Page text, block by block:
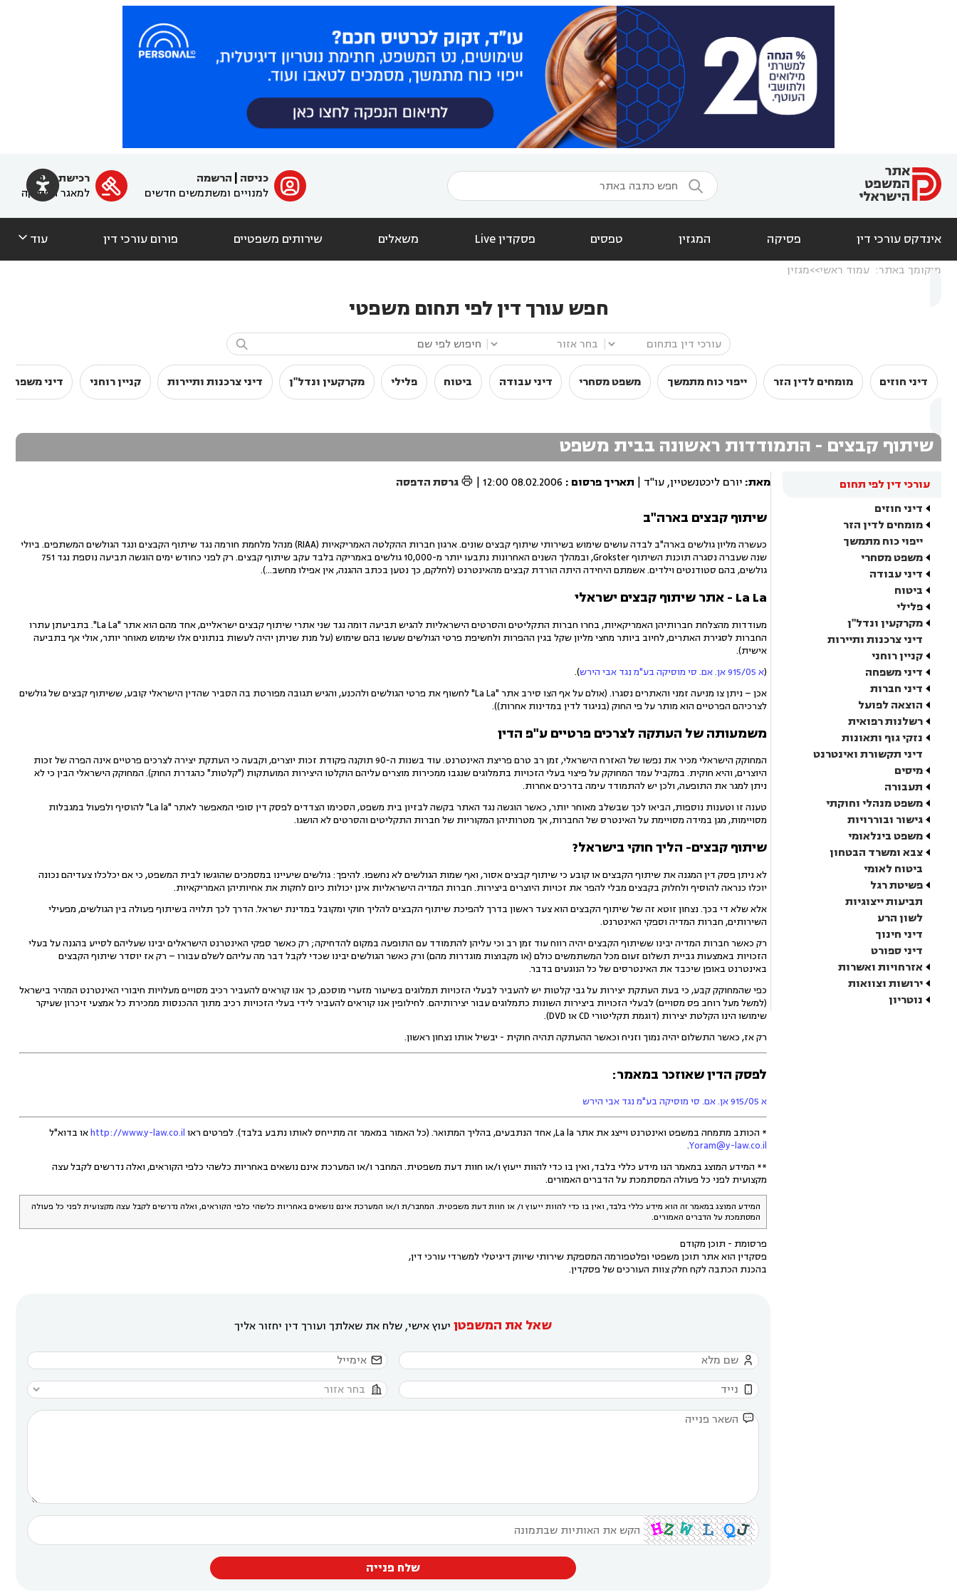
  ﱐ כניסה
הרשמה
למנויים ומשתמשים חדשים

רכישת מנוי
למאגר הפסיקה
אינדקס עורכי דין פסיקה המגזין טפסים פסקדין Live משאלים שירותים משפטיים פורום עורכי דין עוד 
מיקומך באתר: עמוד ראשי מגזין
חפש עורך דין לפי תחום משפטי

דיני חוזים מומחים לדין הזר ייפוי כוח מתמשך משפט מסחרי דיני עבודה ביטוח פלילי מקרקעין ונדל"ן דיני צרכנות ותיירות קניין רוחני דיני משפחה
שיתוף קבצים - התמודדות ראשונה בבית משפט
עורכי דין לפי תחום
דיני חוזים
מומחים לדין הזר
ייפוי כוח מתמשך
משפט מסחרי
דיני עבודה
ביטוח
פלילי
מקרקעין ונדל"ן
דיני צרכנות ותיירות
קניין רוחני
דיני משפחה
דיני חברות
הוצאה לפועל
רשלנות רפואית
נזקי גוף ותאונות
דיני תקשורת ואינטרנט
מיסים
תעבורה
משפט מנהלי וחוקתי
גישור ובוררויות
משפט בינלאומי
צבא ומשרד הבטחון
ביטוח לאומי
פשיטת רגל
תביעות ייצוגיות
לשון הרע
דיני חינוך
דיני ספורט
אזרחויות ואשרות
ירושות וצוואות
נוטריון
מאת: יורם ליכטנשטיין, עו"ד | תאריך פרסום :
08.02.2006 12:00
|
 גרסת הדפסה
שיתוף קבצים בארה"ב
כעשרה מליון גולשים בארה"ב לבדה עושים שימוש בשירותי שיתוף קבצים שונים. ארגון חברות ההקלטה האמריקאיות (RIAA) מנהל מלחמת חורמה נגד שיתוף הקבצים ונגד הגולשים המשתפים. ביולי
שנה שעברה נסגרה תוכנת השיתוף Grokster, ובמהלך השנים האחרונות נתבעו יותר מ-10,000 גולשים באמריקה בלבד עקב שיתוף קבצים. רק לפני כחודש ימים הוגשה תביעה נוספת נגד 751
גולשים, בהם סטודנטים וילדים. אשמתם היחידה היתה הורדת קבצים מהאינטרנט (לחלקם, כך נטען בכתב ההגנה, אין אפילו מחשב...).
La La - אתר שיתוף קבצים ישראלי
מעודדות מהצלחת חברותיהן האמריקאיות, בחרו חברות התקליטים והסרטים הישראליות להגיש תביעה דומה נגד שני אתרי שיתוף קבצים ישראליים, אחד מהם הוא אתר "La La". בתביעתן עתרו
החברות לסגירת האתרים, לחיוב ביותר מחצי מליון שקל בגין ההפרות ולחשיפת פרטי הגולשים שעשו בהם שימוש (על מנת שניתן יהיה לעשות בנתונים אלו שימוש מאוחר יותר, אולי אף בתביעה
אישית).
(א 915/05 אן. אם. סי מוסיקה בע"מ נגד אבי הירש
).
אכן – ניתן צו מניעה זמני והאתרים נסגרו. (אולם על אף הצו סירב אתר "La La" לחשוף את פרטי הגולשים ולהכנע, והגיש תגובה מפורטת בה הסביר שהדין הישראלי קובע, ששיתוף קבצים של גולשים
לצרכיהם הפרטיים הוא מותר על פי החוק (בניגוד לדין במדינות אחרות)).
משמעותה של העתקה לצרכים פרטיים ע"פ הדין
המחוקק הישראלי מכיר את נפשו של האזרח הישראלי, זמן רב טרם פריצת האינטרנט. עוד בשנות ה-90 תוקנה פקודת זכות יוצרים, וקבעה כי העתקת יצירה לצרכים פרטיים אינה הפרה של זכות
היוצרים, והיא חוקית. במקביל עמד המחוקק על פיצוי בעלי הזכויות בתמלוגים שנגבו ממכירות מוצרים עליהם הוקלטו היצירות המועתקות ("קלטות" כהגדרת החוק). המחוקק הישראלי הבין כי לא
ניתן למגר את התופעה, ולכן יש להתמודד עימה בדרכים אחרות.
טענה זו וטענות נוספות, הביאו לכך שבשלב מאוחר יותר, כאשר הוגשה נגד האתר בקשה לבזיון בית משפט, הסכימו הצדדים לפסק דין סופי המאפשר לאתר "La la" להוסיף ולפעול במגבלות
מסויימות, מגן במידה מסויימת על האינטרס של החברות, אך מטרותיהן המקוריות של חברות התקליטים והסרטים לא הושגו.
שיתוף קבצים- הליך חוקי בישראל?
לא ניתן פסק דין המגנה את שיתוף הקבצים או קובע כי שיתוף קבצים אסור, ואף שמות הגולשים לא נחשפו. להיפך: גולשים שיעיינו במסמכים שהוגשו לבית המשפט, כי אם יכלכלו צעדיהם נכונה
יוכלו כנראה להוסיף ולחלוק בקבצים מבלי להפר את זכויות היוצרים ביצירות. חברות המדיה הישראליות אינן יכולות כיום לחקות את אחיותיהן האמריקאיות.
אלא שלא די בכך. נצחון זוטא זה של שיתוף הקבצים הוא צעד ראשון בדרך להפיכת שיתוף הקבצים להליך חוקי ומקובל במדינת ישראל. הדרך לכך תלויה בשיתוף פעולה בין הגולשים, מפעילי
השירותים, חברות המדיה וספקי האינטרנט.
רק כאשר חברות המדיה יבינו ששיתוף הקבצים יהיה רווח עוד זמן רב וכי עליהן להתמודד עם התופעה במקום להדחיקה; רק כאשר ספקי האינטרנט הישראלים יבינו שעליהם לסייע בהגנה על בעלי
הזכויות באמצעות גביית תשלום זעום מכל המשתמשים כולם (או מקבוצות מוגדרות מהם) ורק כאשר הגולשים יבינו שכדי לקבל דבר מה עליהם לשלם עבורו – רק אז יוסדר שיתוף הקבצים
באינטרנט באופן שיכבד את האינטרסים של כל הנוגעים בדבר.
כפי שהמחוקק קבע, כי בעת העתקת יצירות על גבי קלטות יש להעביר לבעלי הזכויות תמלוגים בשיעור מזערי מוסכם, כך אנו קוראים להעביר רכיב מסויים מעלויות חיבורי האינטרנט המהיר בישראל
(למשל מעל רוחב פס מסויים) לבעלי הזכויות ביצירות השונות כתמלוגים עבור יצירותיהם. לחילופין אנו קוראים להעביר לידי בעלי הזכויות רכיב מתוך ההכנסות ממכירת כל אמצעי זיכרון שעיקר
שימושו הינו הקלטת יצירות (דוגמת תקליטורי CD או DVD).
רק אז, כאשר התשלום יהיה נמוך וזניח וכאשר ההעתקה תהיה חוקית - יבשיל אותו נצחון ראשון.
לפסק הדין שאוזכר במאמר:
א 915/05 אן. אם. סי מוסיקה בע"מ נגד אבי הירש
* הכותב מתמחה במשפט ואינטרנט וייצג את אתר La la, אחד הנתבעים, בהליך המתואר. (כל האמור במאמר זה מתייחס לאותו נתבע בלבד). לפרטים ראו http://www.y-law.co.ilאו בדוא"ל
Yoram@y-law.co.il
.
** המידע המוצג במאמר הנו מידע כללי בלבד, ואין בו כדי להוות ייעוץ ו/או חוות דעת משפטית. המחבר ו/או המערכת אינם נושאים באחריות כלשהי כלפי הקוראים, ואלה נדרשים לקבל עצה
מקצועית לפני כל פעולה המסתמכת על הדברים האמורים.
המידע המוצג במאמר זה הוא מידע כללי בלבד, ואין בו כדי להוות ייעוץ ו/ או חוות דעת משפטית. המחבר/ת ו/או המערכת אינם נושאים באחריות כלשהי כלפי הקוראים, ואלה נדרשים לקבל עצה מקצועית לפני כל פעולה
המסתמכת על הדברים האמורים.
פרסומת - תוכן מקודם
פסקדין הוא אתר תוכן משפטי ופלטפורמה המספקת שירותי שיווק דיגיטלי למשרדי עורכי דין,
בהכנת הכתבה לקח חלק צוות העורכים של פסקדין.
שאל את המשפטן יעוץ אישי, שלח את שאלתך ועורך דין יחזור אליך





שלח פנייה